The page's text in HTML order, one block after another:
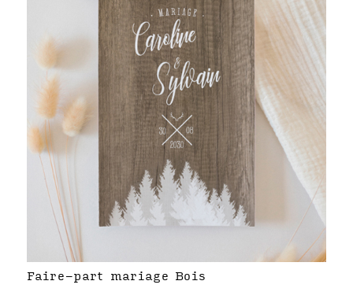
Faire-part mariage Bois